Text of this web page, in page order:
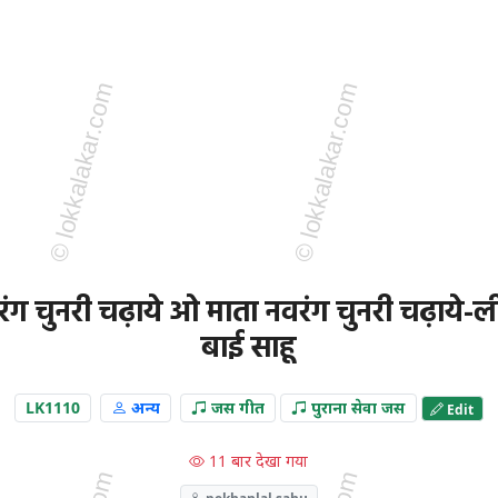
चुनरी चढ़ाये ओ माता नवरंग चुनरी चढ़ाये-
बाई साहू
LK1110 अन्य जस गीत पुराना सेवा जस Edit
11 बार देखा गया